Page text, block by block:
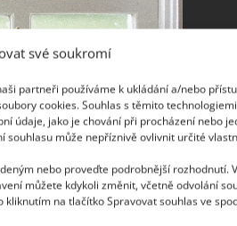
své soukromí
partneři používáme k ukládání a/nebo
cookies. Souhlas s těmito
údaje, jako je chování při procházení nebo
souhlasu může nepříznivě ovlivnit určité
nebo proveďte podrobnější rozhodnutí.
můžete kdykoli změnit, včetně odvolání
na tlačítko Spravovat souhlas ve